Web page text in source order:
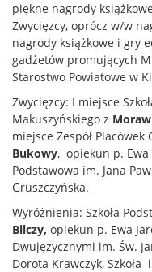
piękne nagrody
Zwycięzcy, oprócz w/w
nagrody książkowe i gry
gadżetów promujących
Starostwo Powiatowe w
Zwycięzcy: I miejsce
Makuszyńskiego z
miejsce Zespół Placówek
Bukowy, opiekun p. Ewa
Podstawowa im. Jana
Gruszczyńska.
Wyróżnienia: Szkoła
Bilczy, opiekun p. Ewa
Dwujęzycznymi im. Św.
Dorota Krawczyk, Szkoła